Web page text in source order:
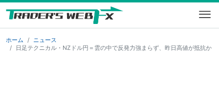
ホーム
ニュース
日足テクニカル・NZドル円＝雲の中で反発力強まらず、昨日高値が抵抗か